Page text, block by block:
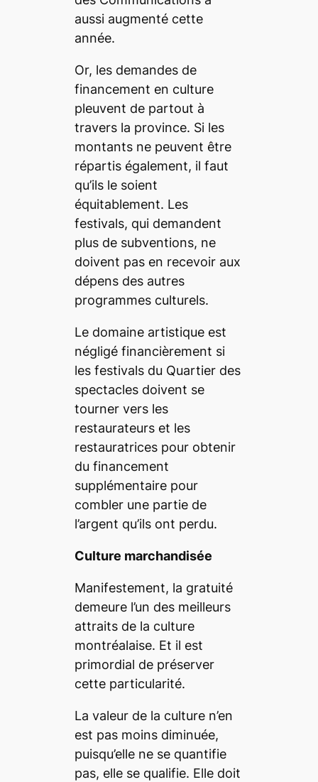
aussi augmenté cette
année.
Or, les demandes de
financement en culture
pleuvent de partout à
travers la province. Si les
montants ne peuvent être
répartis également, il faut
qu’ils le soient
équitablement. Les
festivals, qui demandent
plus de subventions, ne
doivent pas en recevoir aux
dépens des autres
programmes culturels.
Le domaine artistique est
négligé financièrement si
les festivals du Quartier des
spectacles doivent se
tourner vers les
restaurateurs et les
restauratrices pour obtenir
du financement
supplémentaire pour
combler une partie de
l’argent qu’ils ont perdu.
Culture marchandisée
Manifestement, la gratuité
demeure l’un des meilleurs
attraits de la culture
montréalaise. Et il est
primordial de préserver
cette particularité.
La valeur de la culture n’en
est pas moins diminuée,
puisqu’elle ne se quantifie
pas, elle se qualifie. Elle doit